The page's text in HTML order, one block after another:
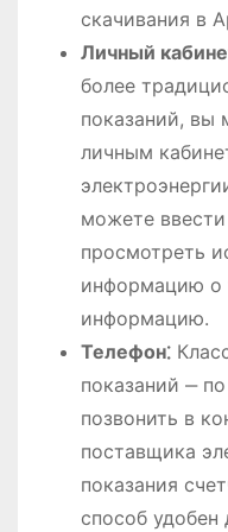
скачивания в
Личный
более
показаний, вы
личным
можете ввести
просмотреть
информацию о
информацию.
Телефон⁚
показаний ‒
позвонить в
поставщика
показания
способ удобен